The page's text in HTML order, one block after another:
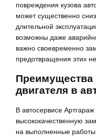
повреждения кузова
может существенно
длительной
возможны даже
важно своевременно
предотвращения этих
двигателя в
В автосервисе
высококачественную
на выполненные